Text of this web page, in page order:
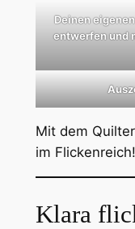
Deinen
entwerfen und
Mit dem
im Flickenreich!
Klara